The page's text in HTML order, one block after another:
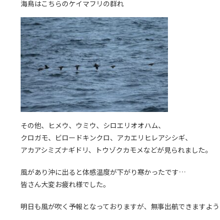
海鳥はこちらのケイマフリの群れ
その他、ヒメウ、ウミウ、シロエリオオハム、
クロガモ、ビロードキンクロ、アカエリヒレアシシギ、
アカアシミズナギドリ、トウゾクカモメなどが見られました。
風があり沖に出ると体感温度が下がり寒かったです…
皆さん大変お疲れ様でした。
明日も風が吹く予報となっておりますが、無事出航できますよ